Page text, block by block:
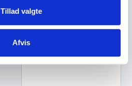
Tillad valgte
Afvis